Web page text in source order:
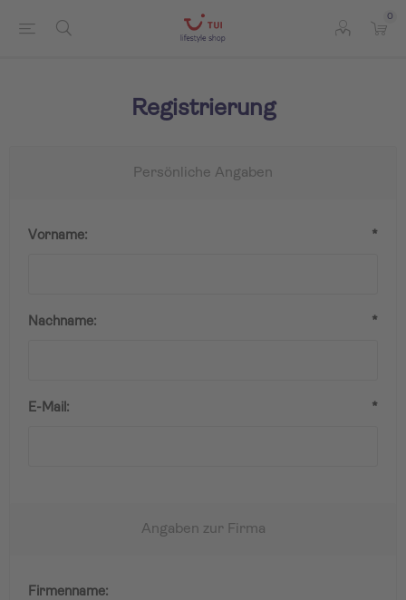
0
Registrierung
Persönliche Angaben
Vorname: *
Nachname: *
E-Mail: *
Angaben zur Firma
Firmenname: